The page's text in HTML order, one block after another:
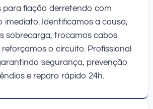
para fiação derretendo com
imediato. Identificamos a causa,
sobrecarga, trocamos cabos
o circuito. Profissional
segurança, prevenção
e reparo rápido 24h.